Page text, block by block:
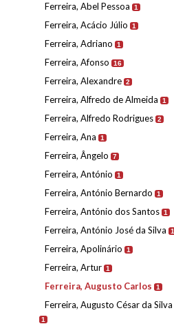
Ferreira, Abel Pessoa 1
Ferreira, Acácio Júlio 1
Ferreira, Adriano 1
Ferreira, Afonso 16
Ferreira, Alexandre 2
Ferreira, Alfredo de Almeida 1
Ferreira, Alfredo Rodrigues 2
Ferreira, Ana 1
Ferreira, Ângelo 7
Ferreira, António 1
Ferreira, António Bernardo 1
Ferreira, António dos Santos 1
Ferreira, António José da Silva 1
Ferreira, Apolinário 1
Ferreira, Artur 1
Ferreira, Augusto Carlos 1
Ferreira, Augusto César da Silva
1